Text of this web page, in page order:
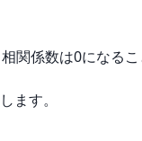
関係数は0になるこ
ます。